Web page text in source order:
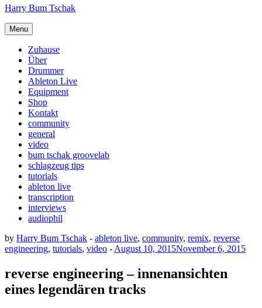
Harry Bum Tschak
Menu
Zuhause
Über
Drummer
Ableton Live
Equipment
Shop
Kontakt
community
general
video
bum tschak groovelab
schlagzeug tips
tutorials
ableton live
transcription
interviews
audiophil
by Harry Bum Tschak - ableton live, community, remix, reverse
engineering, tutorials, video - August 10, 2015November 6, 2015
reverse engineering – innenansichten
eines legendären tracks